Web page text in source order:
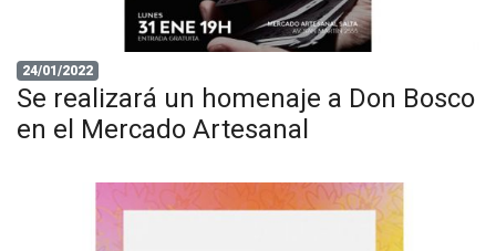
24/01/2022
Se realizará un homenaje a Don Bosco
en el Mercado Artesanal